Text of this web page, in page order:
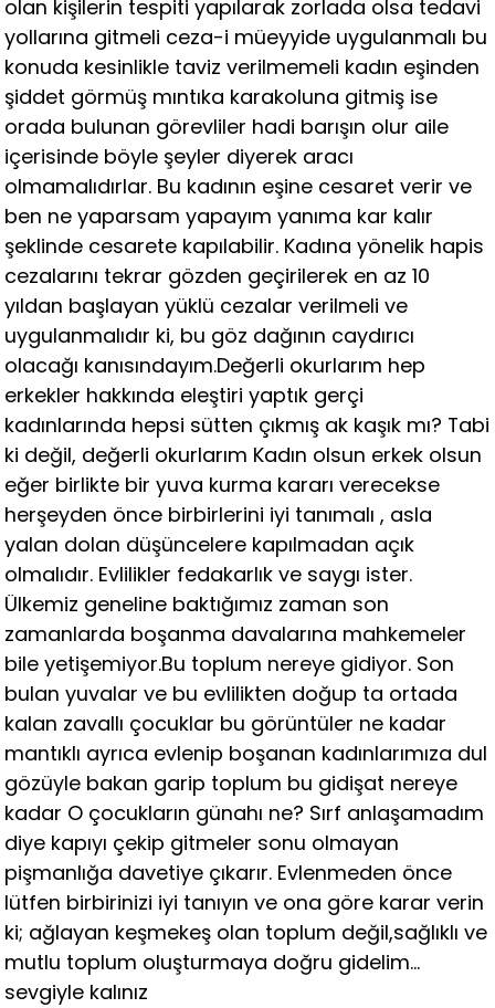
olan kişilerin tespiti yapılarak zorlada olsa tedavi
yollarına gitmeli ceza-i müeyyide uygulanmalı bu
konuda kesinlikle taviz verilmemeli kadın eşinden
şiddet görmüş mıntıka karakoluna gitmiş ise
orada bulunan görevliler hadi barışın olur aile
içerisinde böyle şeyler diyerek aracı
olmamalıdırlar. Bu kadının eşine cesaret verir ve
ben ne yaparsam yapayım yanıma kar kalır
şeklinde cesarete kapılabilir. Kadına yönelik hapis
cezalarını tekrar gözden geçirilerek en az 10
yıldan başlayan yüklü cezalar verilmeli ve
uygulanmalıdır ki, bu göz dağının caydırıcı
olacağı kanısındayım.Değerli okurlarım hep
erkekler hakkında eleştiri yaptık gerçi
kadınlarında hepsi sütten çıkmış ak kaşık mı? Tabi
ki değil, değerli okurlarım Kadın olsun erkek olsun
eğer birlikte bir yuva kurma kararı verecekse
herşeyden önce birbirlerini iyi tanımalı , asla
yalan dolan düşüncelere kapılmadan açık
olmalıdır. Evlilikler fedakarlık ve saygı ister.
Ülkemiz geneline baktığımız zaman son
zamanlarda boşanma davalarına mahkemeler
bile yetişemiyor.Bu toplum nereye gidiyor. Son
bulan yuvalar ve bu evlilikten doğup ta ortada
kalan zavallı çocuklar bu görüntüler ne kadar
mantıklı ayrıca evlenip boşanan kadınlarımıza dul
gözüyle bakan garip toplum bu gidişat nereye
kadar O çocukların günahı ne? Sırf anlaşamadım
diye kapıyı çekip gitmeler sonu olmayan
pişmanlığa davetiye çıkarır. Evlenmeden önce
lütfen birbirinizi iyi tanıyın ve ona göre karar verin
ki; ağlayan keşmekeş olan toplum değil,sağlıklı ve
mutlu toplum oluşturmaya doğru gidelim…
sevgiyle kalınız